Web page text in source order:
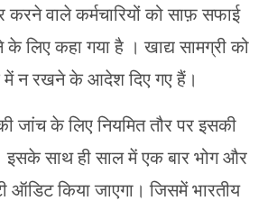
वाले कर्मचारियों को साफ़ सफाई
लिए कहा गया है । खाद्य सामग्री को
न रखने के आदेश दिए गए हैं।
जांच के लिए नियमित तौर पर इसकी
इसके साथ ही साल में एक बार भोग और
ऑडिट किया जाएगा। जिसमें भारतीय